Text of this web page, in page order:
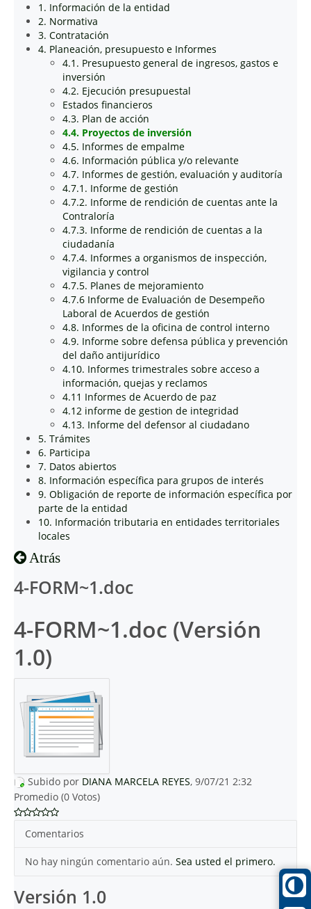
1. Información de la entidad
2. Normativa
3. Contratación
4. Planeación, presupuesto e Informes
4.1. Presupuesto general de ingresos, gastos e
inversión
4.2. Ejecución presupuestal
Estados financieros
4.3. Plan de acción
4.4. Proyectos de inversión
4.5. Informes de empalme
4.6. Información pública y/o relevante
4.7. Informes de gestión, evaluación y auditoría
4.7.1. Informe de gestión
4.7.2. Informe de rendición de cuentas ante la
Contraloría
4.7.3. Informe de rendición de cuentas a la
ciudadanía
4.7.4. Informes a organismos de inspección,
vigilancia y control
4.7.5. Planes de mejoramiento
4.7.6 Informe de Evaluación de Desempeño
Laboral de Acuerdos de gestión
4.8. Informes de la oficina de control interno
4.9. Informe sobre defensa pública y prevención
del daño antijurídico
4.10. Informes trimestrales sobre acceso a
información, quejas y reclamos
4.11 Informes de Acuerdo de paz
4.12 informe de gestion de integridad
4.13. Informe del defensor al ciudadano
5. Trámites
6. Participa
7. Datos abiertos
8. Información específica para grupos de interés
9. Obligación de reporte de información específica por
parte de la entidad
10. Información tributaria en entidades territoriales
locales
Atrás
4-FORM~1.doc
4-FORM~1.doc (Versión
1.0)
Subido por DIANA MARCELA REYES, 9/07/21 2:32
Promedio (0 Votos)
Comentarios
No hay ningún comentario aún. Sea usted el primero.
Versión 1.0